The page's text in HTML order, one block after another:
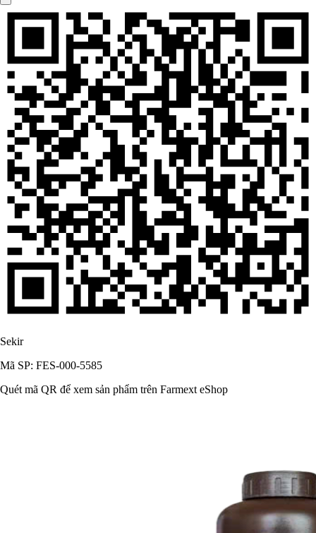
Sekir
Mã SP: FES-000-5585
Quét mã QR để xem sản phẩm trên Farmext eShop